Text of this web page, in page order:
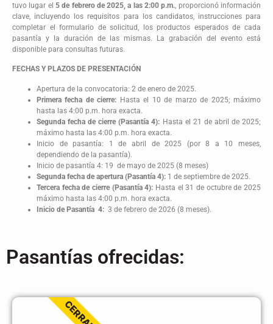
tuvo lugar el 5 de febrero de 2025, a las 2:00 p.m. , proporcionó información
clave, incluyendo los requisitos para los candidatos, instrucciones para
completar el formulario de solicitud, los productos esperados de cada
pasantía y la duración de las mismas. La grabación del evento está
disponible para consultas futuras.
FECHAS Y PLAZOS DE PRESENTACIÓN
Apertura de la convocatoria: 2 de enero de 2025.
Primera fecha de cierre: Hasta el 10 de marzo de 2025; máximo
hasta las 4:00 p.m. hora exacta.
Segunda fecha de cierre (Pasantía 4): Hasta el 21 de abril de 2025;
máximo hasta las 4:00 p.m. hora exacta.
Inicio de pasantía: 1 de abril de 2025 (por 8 a 10 meses,
dependiendo de la pasantía).
Inicio de pasantía 4: 19 de mayo de 2025 (8 meses)
Segunda fecha de apertura (Pasantía 4): 1 de septiembre de 2025.
Tercera fecha de cierre (Pasantía 4): Hasta el 31 de octubre de 2025
máximo hasta las 4:00 p.m. hora exacta.
Inicio de Pasantía 4: 3 de febrero de 2026 (8 meses).
Pasantías ofrecidas: